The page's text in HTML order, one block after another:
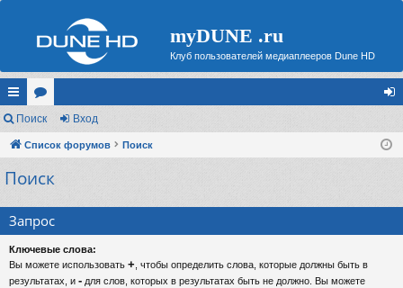
myDUNE .ru
Клуб пользователей медиаплееров Dune HD
с
ы
лк
ор
ум д
Поиск Вход
Список форумов Поиск
Поиск
Запрос
Ключевые слова:
Вы можете использовать + , чтобы определить слова, которые должны быть в
результатах, и - для слов, которых в результатах быть не должно. Вы можете